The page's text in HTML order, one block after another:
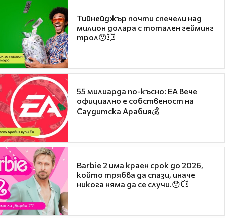
Тийнейджър почти спечели над
милион долара с тотален гейминг
трол😯💥
55 милиарда по-късно: EA вече
официално е собственост на
Саудитска Арабия💰
Barbie 2 има краен срок до 2026,
който трябва да спази, иначе
никога няма да се случи.😯💥